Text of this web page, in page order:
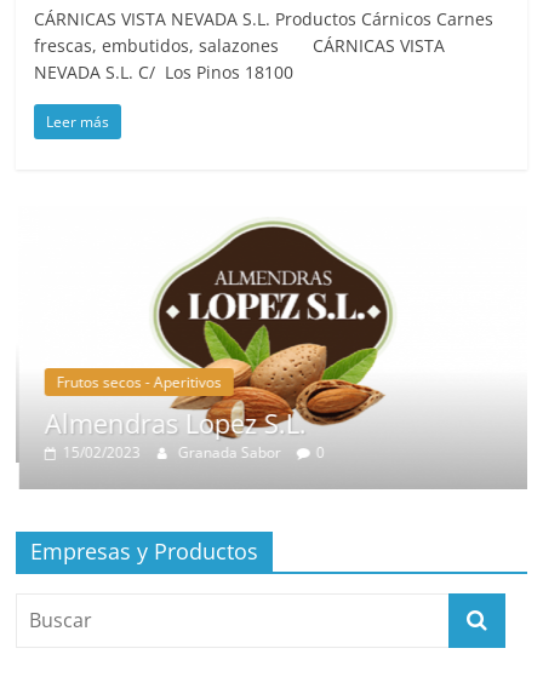
CÁRNICAS VISTA NEVADA S.L. Productos Cárnicos Carnes
frescas, embutidos, salazones CÁRNICAS VISTA
NEVADA S.L. C/ Los Pinos 18100
Leer más
Frutos secos - Aperitivos
Almendras Lopez S.L.
15/02/2023 Granada Sabor 0
Empresas y Productos